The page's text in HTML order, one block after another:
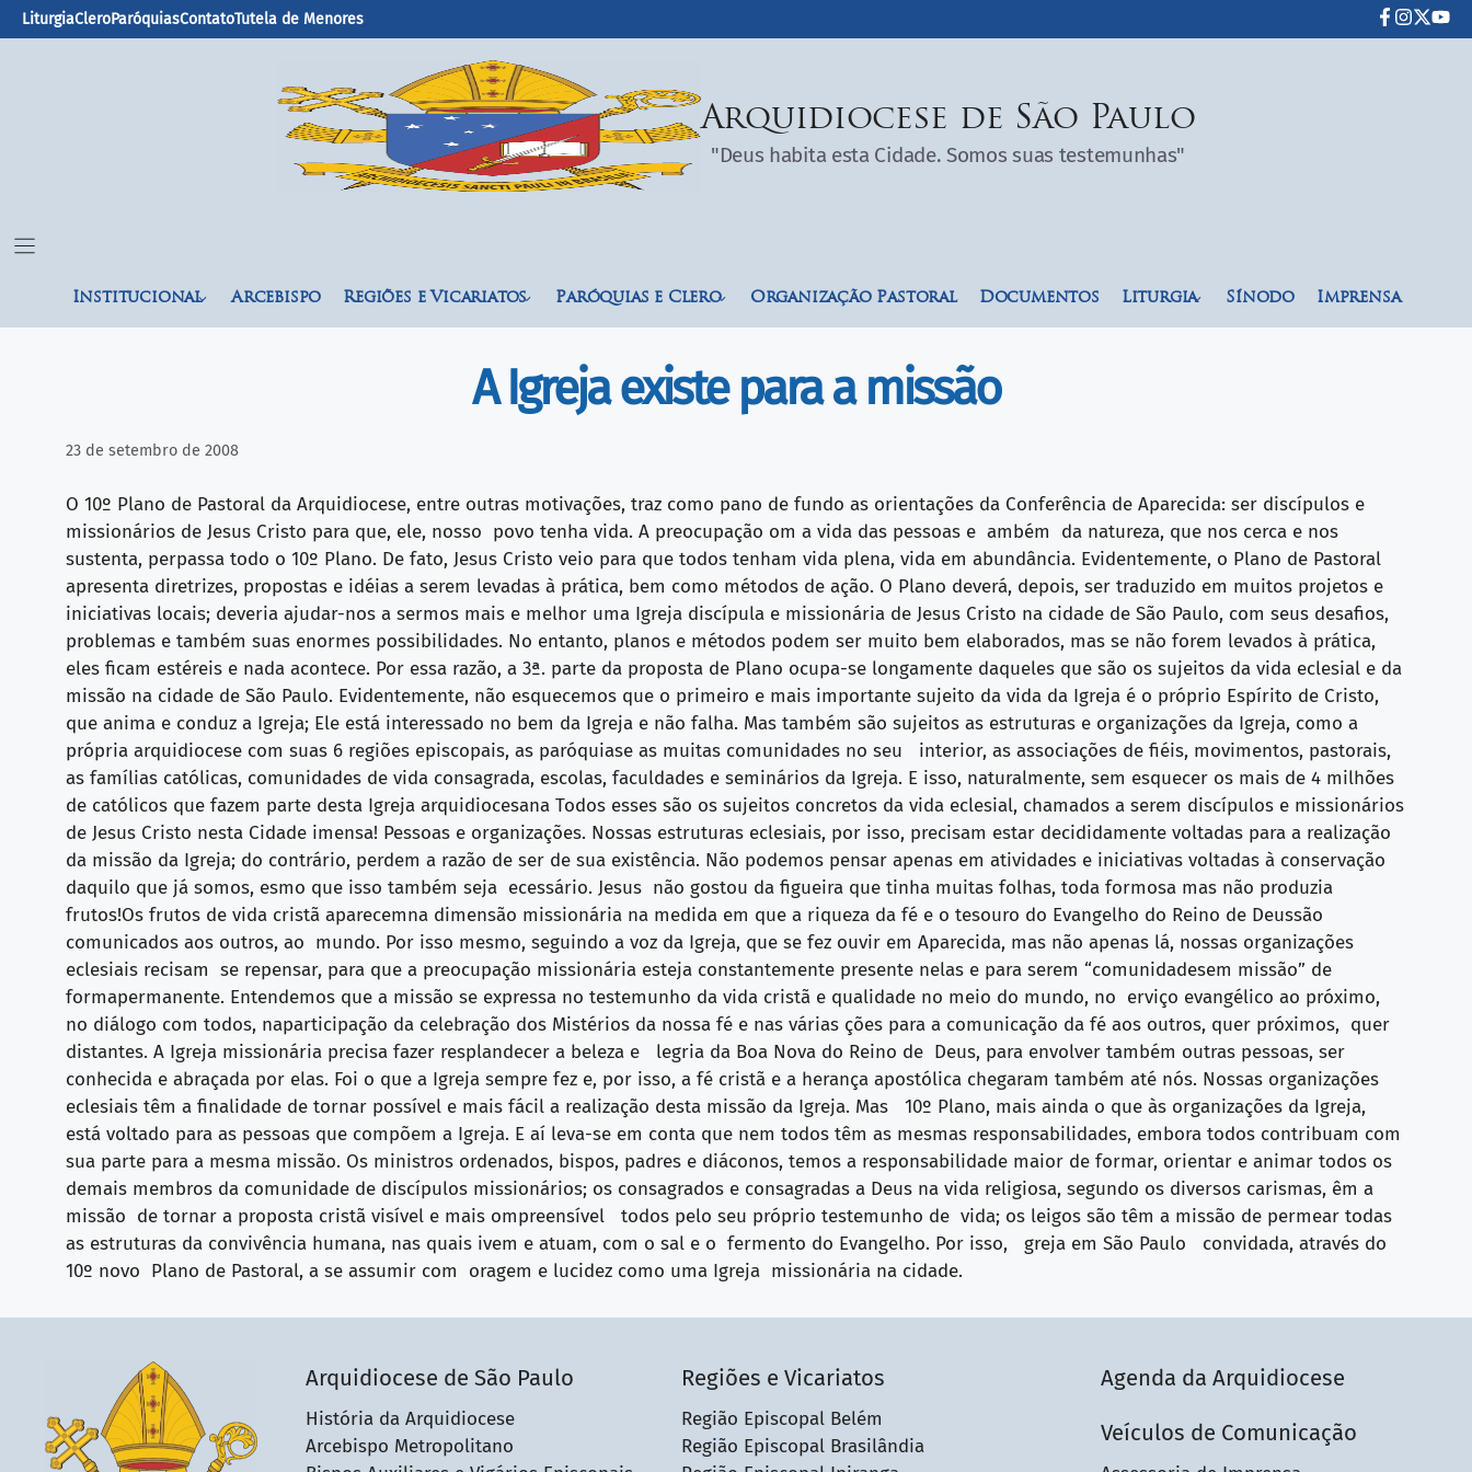
LiturgiaCleroParóquiasContatoTutela de Menores
Arquidiocese de São Paulo
"Deus habita esta Cidade. Somos suas testemunhas"
Institucional Arcebispo Regiões e Vicariatos Paróquias e Clero Organização Pastoral Documentos Liturgia Sínodo Imprensa
A Igreja existe para a missão
23 de setembro de 2008
O 10º Plano de Pastoral da Arquidiocese, entre outras motivações, traz como pano de fundo as orientações da Conferência de Aparecida: ser discípulos e
missionários de Jesus Cristo para que, ele, nosso povo tenha vida. A preocupação om a vida das pessoas e ambém da natureza, que nos cerca e nos
sustenta, perpassa todo o 10º Plano. De fato, Jesus Cristo veio para que todos tenham vida plena, vida em abundância. Evidentemente, o Plano de Pastoral
apresenta diretrizes, propostas e idéias a serem levadas à prática, bem como métodos de ação. O Plano deverá, depois, ser traduzido em muitos projetos e
iniciativas locais; deveria ajudar-nos a sermos mais e melhor uma Igreja discípula e missionária de Jesus Cristo na cidade de São Paulo, com seus desafios,
problemas e também suas enormes possibilidades. No entanto, planos e métodos podem ser muito bem elaborados, mas se não forem levados à prática,
eles ficam estéreis e nada acontece. Por essa razão, a 3ª. parte da proposta de Plano ocupa-se longamente daqueles que são os sujeitos da vida eclesial e da
missão na cidade de São Paulo. Evidentemente, não esquecemos que o primeiro e mais importante sujeito da vida da Igreja é o próprio Espírito de Cristo,
que anima e conduz a Igreja; Ele está interessado no bem da Igreja e não falha. Mas também são sujeitos as estruturas e organizações da Igreja, como a
própria arquidiocese com suas 6 regiões episcopais, as paróquiase as muitas comunidades no seu interior, as associações de fiéis, movimentos, pastorais,
as famílias católicas, comunidades de vida consagrada, escolas, faculdades e seminários da Igreja. E isso, naturalmente, sem esquecer os mais de 4 milhões
de católicos que fazem parte desta Igreja arquidiocesana Todos esses são os sujeitos concretos da vida eclesial, chamados a serem discípulos e missionários
de Jesus Cristo nesta Cidade imensa! Pessoas e organizações. Nossas estruturas eclesiais, por isso, precisam estar decididamente voltadas para a realização
da missão da Igreja; do contrário, perdem a razão de ser de sua existência. Não podemos pensar apenas em atividades e iniciativas voltadas à conservação
daquilo que já somos, esmo que isso também seja ecessário. Jesus não gostou da figueira que tinha muitas folhas, toda formosa mas não produzia
frutos!Os frutos de vida cristã aparecemna dimensão missionária na medida em que a riqueza da fé e o tesouro do Evangelho do Reino de Deussão
comunicados aos outros, ao mundo. Por isso mesmo, seguindo a voz da Igreja, que se fez ouvir em Aparecida, mas não apenas lá, nossas organizações
eclesiais recisam se repensar, para que a preocupação missionária esteja constantemente presente nelas e para serem “comunidadesem missão” de
formapermanente. Entendemos que a missão se expressa no testemunho da vida cristã e qualidade no meio do mundo, no erviço evangélico ao próximo,
no diálogo com todos, naparticipação da celebração dos Mistérios da nossa fé e nas várias ções para a comunicação da fé aos outros, quer próximos, quer
distantes. A Igreja missionária precisa fazer resplandecer a beleza e legria da Boa Nova do Reino de Deus, para envolver também outras pessoas, ser
conhecida e abraçada por elas. Foi o que a Igreja sempre fez e, por isso, a fé cristã e a herança apostólica chegaram também até nós. Nossas organizações
eclesiais têm a finalidade de tornar possível e mais fácil a realização desta missão da Igreja. Mas 10º Plano, mais ainda o que às organizações da Igreja,
está voltado para as pessoas que compõem a Igreja. E aí leva-se em conta que nem todos têm as mesmas responsabilidades, embora todos contribuam com
sua parte para a mesma missão. Os ministros ordenados, bispos, padres e diáconos, temos a responsabilidade maior de formar, orientar e animar todos os
demais membros da comunidade de discípulos missionários; os consagrados e consagradas a Deus na vida religiosa, segundo os diversos carismas, êm a
missão de tornar a proposta cristã visível e mais ompreensível todos pelo seu próprio testemunho de vida; os leigos são têm a missão de permear todas
as estruturas da convivência humana, nas quais ivem e atuam, com o sal e o fermento do Evangelho. Por isso, greja em São Paulo convidada, através do
10º novo Plano de Pastoral, a se assumir com oragem e lucidez como uma Igreja missionária na cidade.
Arquidiocese de São Paulo
História da Arquidiocese
Arcebispo Metropolitano
Regiões e Vicariatos
Região Episcopal Belém
Região Episcopal Brasilândia
Agenda da Arquidiocese
Veículos de Comunicação